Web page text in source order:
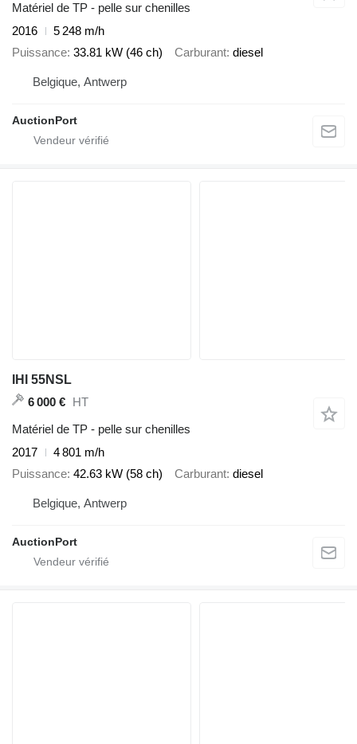
Matériel de TP - pelle sur chenilles
2016
5 248 m/h
Puissance 33.81 kW (46 ch) Carburant diesel
Belgique, Antwerp
AuctionPort
IHI 55NSL
6 000 € HT
Matériel de TP - pelle sur chenilles
2017
4 801 m/h
Puissance 42.63 kW (58 ch) Carburant diesel
Belgique, Antwerp
AuctionPort